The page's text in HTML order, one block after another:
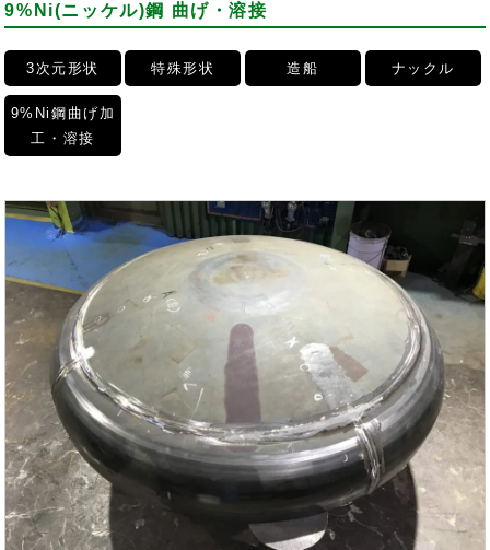
9%Ni(ニッケル)鋼 曲げ・溶接
3次元形状 特殊形状 造船 ナックル
9%Ni鋼曲げ加
工・溶接